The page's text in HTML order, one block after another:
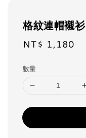
格紋連帽襯衫
Regular
NT$ 1,180
數量